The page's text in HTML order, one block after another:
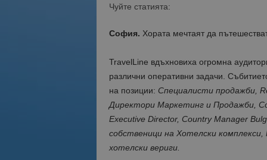
Чуйте статията:
София. Хората мечтаят да
TravelLine вдъхновиха огромна
различни оперативни задачи.
на позиции: Специалисти продажби,
Директори Маркетинг и Продажби,
Executive Director, Country Manager
собственици на Хотелски
хотелски вериги.